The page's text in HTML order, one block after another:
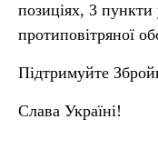
позиціях, 3 пункти
протиповітряної
Підтримуйте
Слава Україні!